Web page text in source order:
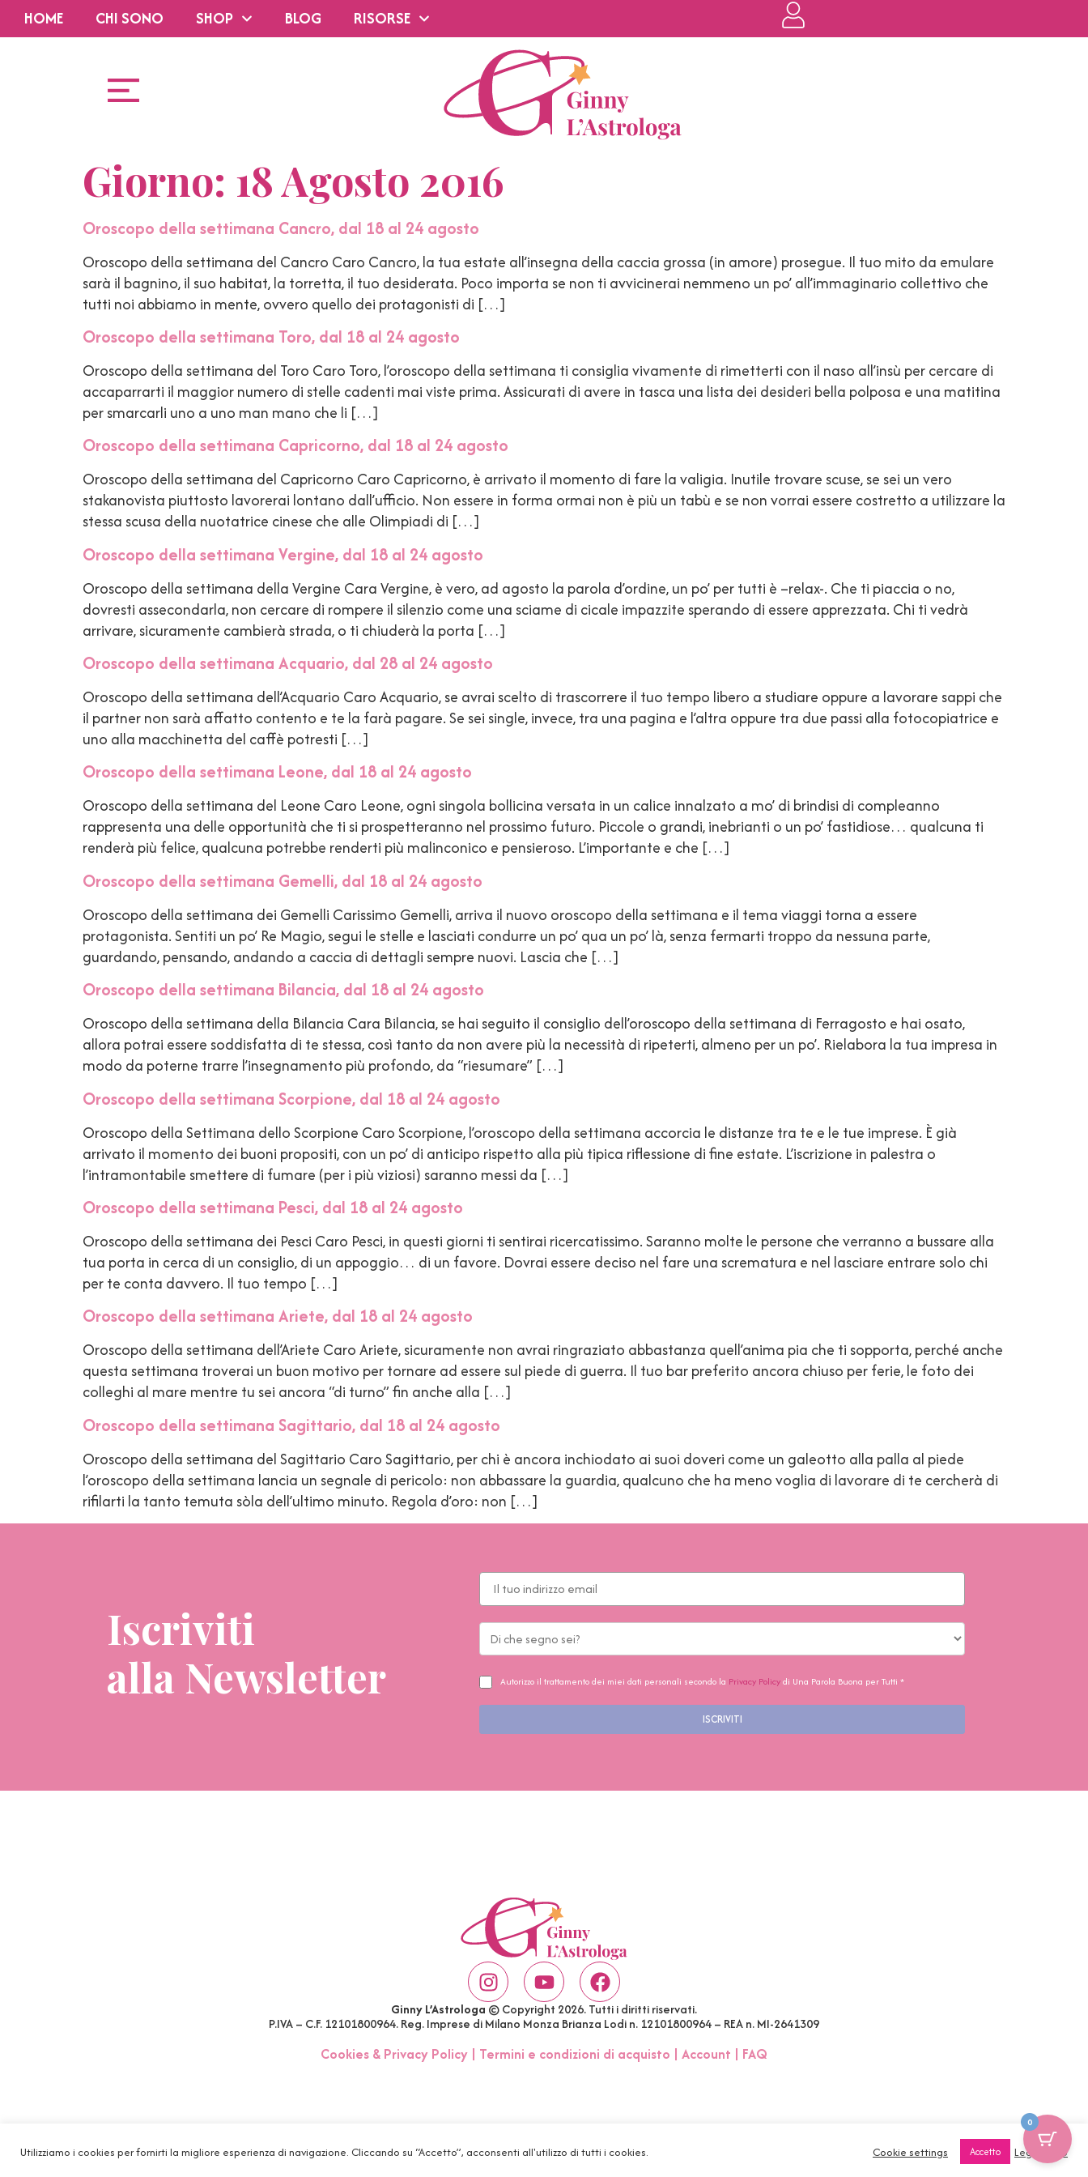
HOME CHI SONO SHOP BLOG RISORSE
Giorno: 18 Agosto 2016
Oroscopo della settimana Cancro, dal 18 al 24 agosto
Oroscopo della settimana del Cancro Caro Cancro, la tua estate all’insegna della caccia grossa (in amore) prosegue. Il tuo mito da emulare
sarà il bagnino, il suo habitat, la torretta, il tuo desiderata. Poco importa se non ti avvicinerai nemmeno un po’ all’immaginario collettivo che
tutti noi abbiamo in mente, ovvero quello dei protagonisti di […]
Oroscopo della settimana Toro, dal 18 al 24 agosto
Oroscopo della settimana del Toro Caro Toro, l’oroscopo della settimana ti consiglia vivamente di rimetterti con il naso all’insù per cercare di
accaparrarti il maggior numero di stelle cadenti mai viste prima. Assicurati di avere in tasca una lista dei desideri bella polposa e una matitina
per smarcarli uno a uno man mano che li […]
Oroscopo della settimana Capricorno, dal 18 al 24 agosto
Oroscopo della settimana del Capricorno Caro Capricorno, è arrivato il momento di fare la valigia. Inutile trovare scuse, se sei un vero
stakanovista piuttosto lavorerai lontano dall’ufficio. Non essere in forma ormai non è più un tabù e se non vorrai essere costretto a utilizzare la
stessa scusa della nuotatrice cinese che alle Olimpiadi di […]
Oroscopo della settimana Vergine, dal 18 al 24 agosto
Oroscopo della settimana della Vergine Cara Vergine, è vero, ad agosto la parola d’ordine, un po’ per tutti è –relax-. Che ti piaccia o no,
dovresti assecondarla, non cercare di rompere il silenzio come una sciame di cicale impazzite sperando di essere apprezzata. Chi ti vedrà
arrivare, sicuramente cambierà strada, o ti chiuderà la porta […]
Oroscopo della settimana Acquario, dal 28 al 24 agosto
Oroscopo della settimana dell’Acquario Caro Acquario, se avrai scelto di trascorrere il tuo tempo libero a studiare oppure a lavorare sappi che
il partner non sarà affatto contento e te la farà pagare. Se sei single, invece, tra una pagina e l’altra oppure tra due passi alla fotocopiatrice e
uno alla macchinetta del caffè potresti […]
Oroscopo della settimana Leone, dal 18 al 24 agosto
Oroscopo della settimana del Leone Caro Leone, ogni singola bollicina versata in un calice innalzato a mo’ di brindisi di compleanno
rappresenta una delle opportunità che ti si prospetteranno nel prossimo futuro. Piccole o grandi, inebrianti o un po’ fastidiose… qualcuna ti
renderà più felice, qualcuna potrebbe renderti più malinconico e pensieroso. L’importante e che […]
Oroscopo della settimana Gemelli, dal 18 al 24 agosto
Oroscopo della settimana dei Gemelli Carissimo Gemelli, arriva il nuovo oroscopo della settimana e il tema viaggi torna a essere
protagonista. Sentiti un po’ Re Magio, segui le stelle e lasciati condurre un po’ qua un po’ là, senza fermarti troppo da nessuna parte,
guardando, pensando, andando a caccia di dettagli sempre nuovi. Lascia che […]
Oroscopo della settimana Bilancia, dal 18 al 24 agosto
Oroscopo della settimana della Bilancia Cara Bilancia, se hai seguito il consiglio dell’oroscopo della settimana di Ferragosto e hai osato,
allora potrai essere soddisfatta di te stessa, così tanto da non avere più la necessità di ripeterti, almeno per un po’. Rielabora la tua impresa in
modo da poterne trarre l’insegnamento più profondo, da “riesumare” […]
Oroscopo della settimana Scorpione, dal 18 al 24 agosto
Oroscopo della Settimana dello Scorpione Caro Scorpione, l’oroscopo della settimana accorcia le distanze tra te e le tue imprese. È già
arrivato il momento dei buoni propositi, con un po’ di anticipo rispetto alla più tipica riflessione di fine estate. L’iscrizione in palestra o
l’intramontabile smettere di fumare (per i più viziosi) saranno messi da […]
Oroscopo della settimana Pesci, dal 18 al 24 agosto
Oroscopo della settimana dei Pesci Caro Pesci, in questi giorni ti sentirai ricercatissimo. Saranno molte le persone che verranno a bussare alla
tua porta in cerca di un consiglio, di un appoggio… di un favore. Dovrai essere deciso nel fare una scrematura e nel lasciare entrare solo chi
per te conta davvero. Il tuo tempo […]
Oroscopo della settimana Ariete, dal 18 al 24 agosto
Oroscopo della settimana dell’Ariete Caro Ariete, sicuramente non avrai ringraziato abbastanza quell’anima pia che ti sopporta, perché anche
questa settimana troverai un buon motivo per tornare ad essere sul piede di guerra. Il tuo bar preferito ancora chiuso per ferie, le foto dei
colleghi al mare mentre tu sei ancora “di turno” fin anche alla […]
Oroscopo della settimana Sagittario, dal 18 al 24 agosto
Oroscopo della settimana del Sagittario Caro Sagittario, per chi è ancora inchiodato ai suoi doveri come un galeotto alla palla al piede
l’oroscopo della settimana lancia un segnale di pericolo: non abbassare la guardia, qualcuno che ha meno voglia di lavorare di te cercherà di
rifilarti la tanto temuta sòla dell’ultimo minuto. Regola d’oro: non […]
Iscriviti
alla Newsletter
Autorizzo il trattamento dei miei dati personali secondo la Privacy Policydi Una Parola Buona per Tutti *
ISCRIVITI
Ginny L’Astrologa © Copyright 2026. Tutti i diritti riservati.
P.IVA – C.F. 12101800964. Reg. Imprese di Milano Monza Brianza Lodi n. 12101800964 – REA n. MI-2641309
Cookies & Privacy Policy | Termini e condizioni di acquisto | Account | FAQ
Utilizziamo i cookies per fornirti la migliore esperienza di navigazione. Cliccando su “Accetto”, acconsenti all'utilizzo di tutti i cookies. Cookie settings Accetto Leggi tutto
0